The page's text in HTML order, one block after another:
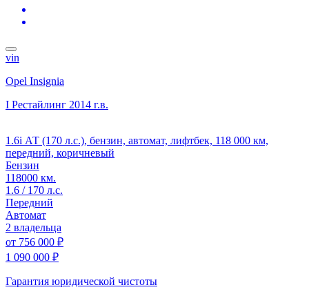
vin
Opel Insignia
I Рестайлинг 2014 г.в.
1.6i АТ (170 л.с.), бензин, автомат, лифтбек, 118 000 км,
передний, коричневый
Бензин
118000 км.
1.6 / 170 л.с.
Передний
Автомат
2 владельца
от 756 000 ₽
1 090 000 ₽
Гарантия юридической чистоты